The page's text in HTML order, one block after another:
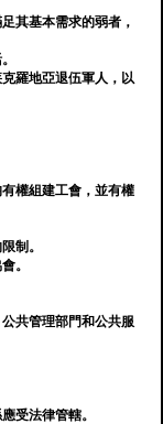
其基本需求的弱者，
羅地亞退伍軍人，以
權組建工會，並有權
制。
。
共管理部門和公共服
受法律管轄。